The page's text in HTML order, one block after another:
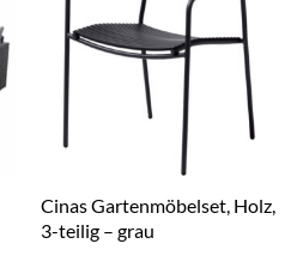
Cinas Gartenmöbelset, Holz,
3-teilig – grau